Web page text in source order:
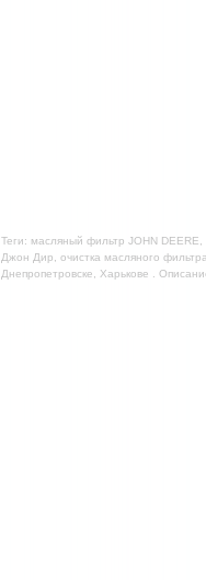
Теги: масляный фильтр JOHN
Джон Дир, очистка масляного
Днепропетровске, Харькове .